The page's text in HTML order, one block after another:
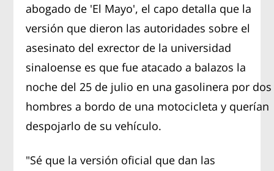
abogado de 'El Mayo', el capo detalla que la
versión que dieron las autoridades sobre el
asesinato del exrector de la universidad
sinaloense es que fue atacado a balazos la
noche del 25 de julio en una gasolinera por dos
hombres a bordo de una motocicleta y querían
despojarlo de su vehículo.
"Sé que la versión oficial que dan las